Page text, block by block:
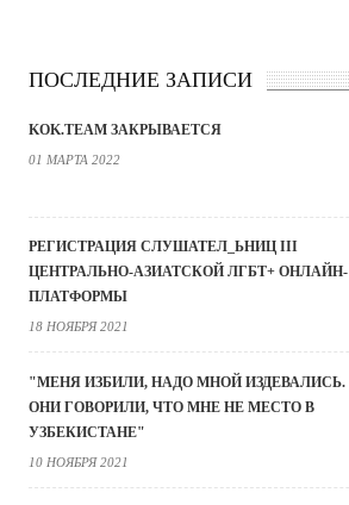
ПОСЛЕДНИЕ ЗАПИСИ
KOK.TEAM ЗАКРЫВАЕТСЯ
01 МАРТА 2022
РЕГИСТРАЦИЯ СЛУШАТЕЛ_ЬНИЦ III
ЦЕНТРАЛЬНО-АЗИАТСКОЙ ЛГБТ+ ОНЛАЙН-
ПЛАТФОРМЫ
18 НОЯБРЯ 2021
"МЕНЯ ИЗБИЛИ, НАДО МНОЙ ИЗДЕВАЛИСЬ.
ОНИ ГОВОРИЛИ, ЧТО МНЕ НЕ МЕСТО В
УЗБЕКИСТАНЕ"
10 НОЯБРЯ 2021